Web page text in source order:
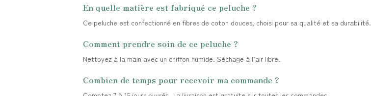
En quelle matière est fabriqué ce peluche ?
Ce peluche est confectionné en fibres de coton douces, choisi pour sa qualité et sa durabilité.
Comment prendre soin de ce peluche ?
Nettoyez à la main avec un chiffon humide. Séchage à l’air libre.
Combien de temps pour recevoir ma commande ?